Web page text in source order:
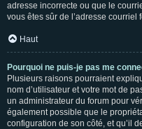
adresse incorrecte ou que le
vous êtes sûr de l’adresse
Haut
Pourquoi ne puis-je pas me
Plusieurs raisons pourraient
nom d’utilisateur et votre mot de
un administrateur du forum pour
également possible que le
configuration de son côté, et qu’il